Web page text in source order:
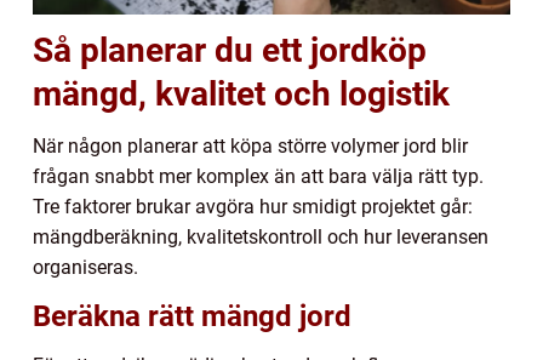
Så planerar du ett jordköp
mängd, kvalitet och logistik
När någon planerar att köpa större volymer jord blir
frågan snabbt mer komplex än att bara välja rätt typ.
Tre faktorer brukar avgöra hur smidigt projektet går:
mängdberäkning, kvalitetskontroll och hur leveransen
organiseras.
Beräkna rätt mängd jord